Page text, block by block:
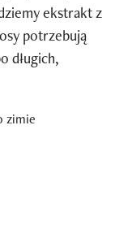
ekstrakt z
potrzebują
długich,